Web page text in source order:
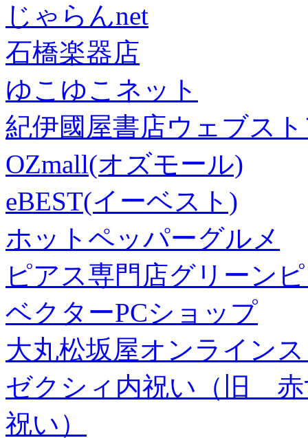
じゃらんnet
石橋楽器店
ゆこゆこネット
紀伊國屋書店ウェブス
OZmall(オズモール)
eBEST(イーベスト)
ホットペッパーグルメ
ピアス専門店グリーン
ベクターPCショップ
大丸松坂屋オンライン
ゼクシィ内祝い（旧 赤
祝い）